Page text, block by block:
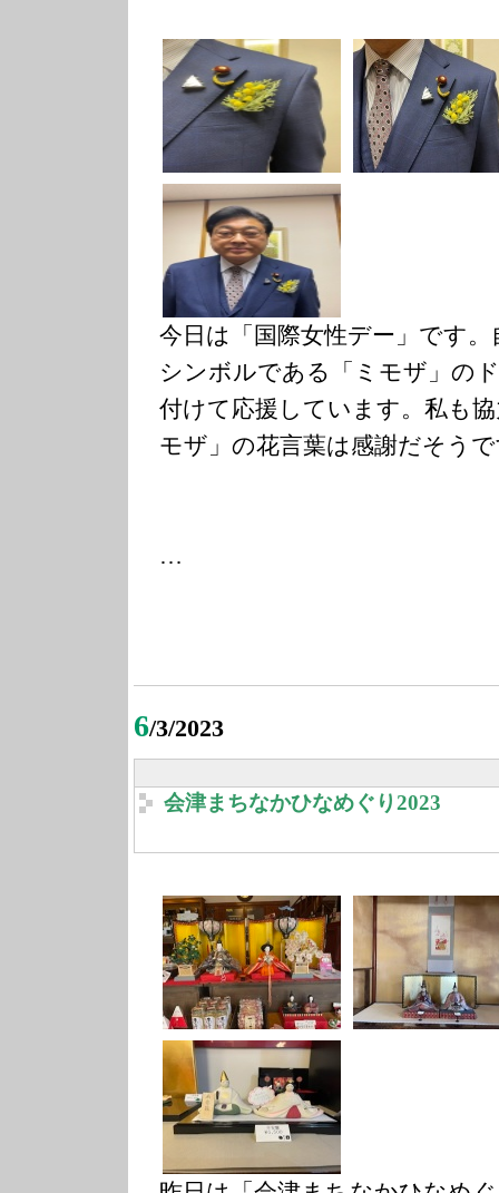
今日は「国際女性デー」です
シンボルである「ミモザ」の
付けて応援しています。私も
モザ」の花言葉は感謝だそう
…
6/3/2023
会津まちなかひなめぐり2023